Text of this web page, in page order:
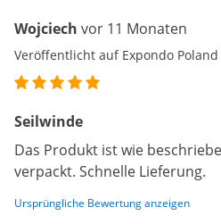
Wojciech vor 11 Monaten
Veröffentlicht auf Expondo Poland
Seilwinde
Das Produkt ist wie
verpackt. Schnelle Lieferung.
Ursprüngliche Bewertung anzeigen